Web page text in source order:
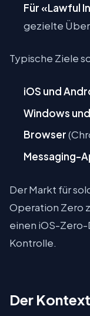
Für «Lawful
gezielte
Typische Ziele
iOS und
Windows
Browser
Messaging-
Der Markt für
Operation Zero
einen iOS-
Kontrolle.
Der